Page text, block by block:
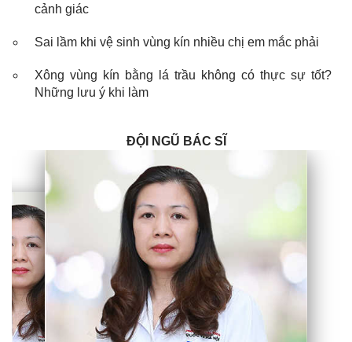
cảnh giác
Sai lầm khi vệ sinh vùng kín nhiều chị em mắc phải
Xông vùng kín bằng lá trầu không có thực sự tốt?
Những lưu ý khi làm
ĐỘI NGŨ BÁC SĨ